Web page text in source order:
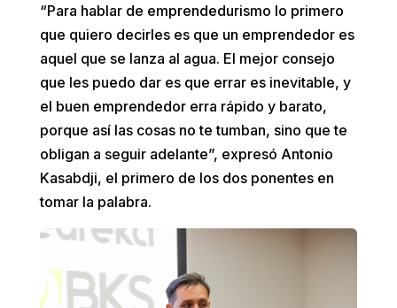
“Para hablar de emprendedurismo lo primero
que quiero decirles es que un emprendedor es
aquel que se lanza al agua. El mejor consejo
que les puedo dar es que errar es inevitable, y
el buen emprendedor erra rápido y barato,
porque así las cosas no te tumban, sino que te
obligan a seguir adelante”, expresó Antonio
Kasabdji, el primero de los dos ponentes en
tomar la palabra.